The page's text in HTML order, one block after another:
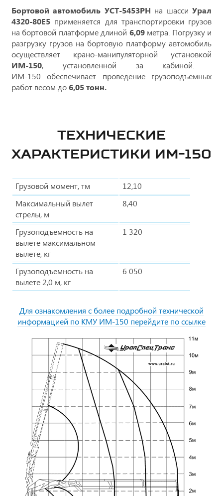
Бортовой автомобиль УСТ-5453PH на шассиУрал
4320-80E5 применяется для транспортировки грузов
на бортовой платформе длиной 6,09метра. Погрузку и
разгрузку грузов на бортовую платформу автомобиль
осуществляет крано-манипуляторной установкой
ИМ-150, установленной за кабиной.
ИМ-150 обеспечивает проведение грузоподъемных
работ весом до6,05 тонн.
ТЕХНИЧЕСКИЕ
ХАРАКТЕРИСТИКИ ИМ-150
Грузовой момент, тм
12,10
Максимальный вылет
стрелы, м
8,40
Грузоподъемность на
вылете максимальном
вылете, кг
1 320
Грузоподъемность на
вылете 2,0 м, кг
6 050
Для ознакомления с более подробной технической
информацией по КМУ ИМ-150 перейдите по ссылке